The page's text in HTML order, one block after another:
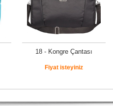
18 - Kongre Çantası
Fiyat isteyiniz